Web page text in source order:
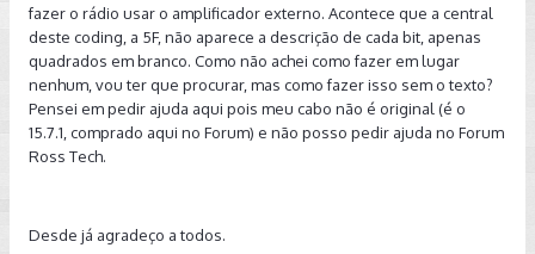
fazer o rádio usar o amplificador externo. Acontece que a central
deste coding, a 5F, não aparece a descrição de cada bit, apenas
quadrados em branco. Como não achei como fazer em lugar
nenhum, vou ter que procurar, mas como fazer isso sem o texto?
Pensei em pedir ajuda aqui pois meu cabo não é original (é o
15.7.1, comprado aqui no Forum) e não posso pedir ajuda no Forum
Ross Tech.
Desde já agradeço a todos.